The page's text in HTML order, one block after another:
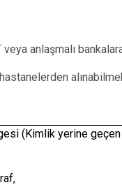
anlaşmalı bankalara
(Kimlik yerine